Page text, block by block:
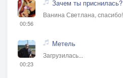
00:56
Зачем ты приснилась?
Ванина Светлана, спасибо!
00:23
Метель
Загрузилась...